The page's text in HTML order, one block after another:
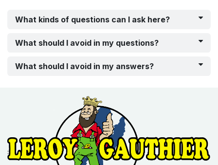
What kinds of questions can I ask here?
What should I avoid in my questions?
What should I avoid in my answers?